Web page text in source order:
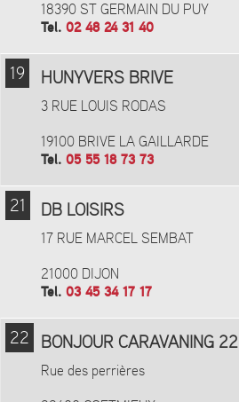
18390 ST GERMAIN DU PUY
Tel. 02 48 24 31 40
19 HUNYVERS BRIVE
3 RUE LOUIS RODAS
19100 BRIVE LA GAILLARDE
Tel. 05 55 18 73 73
21 DB LOISIRS
17 RUE MARCEL SEMBAT
21000 DIJON
Tel. 03 45 34 17 17
22 BONJOUR CARAVANING 22
Rue des perrières